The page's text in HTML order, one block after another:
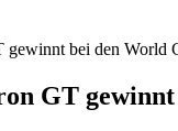
bei den World
GT